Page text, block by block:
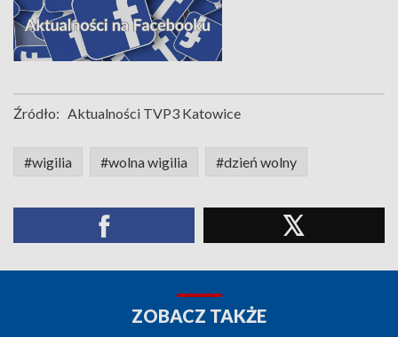
Źródło: Aktualności TVP3 Katowice
#wigilia #wolna wigilia #dzień wolny
ZOBACZ TAKŻE